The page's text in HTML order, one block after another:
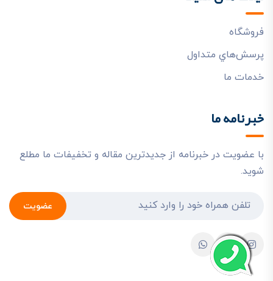
فروشگاه
پرسش‌هاي متداول
خدمات ما
خبرنامه ما
با عضویت در خبرنامه از جدیدترین مقاله و تخفیفات ما مطلع
شوید.
عضویت